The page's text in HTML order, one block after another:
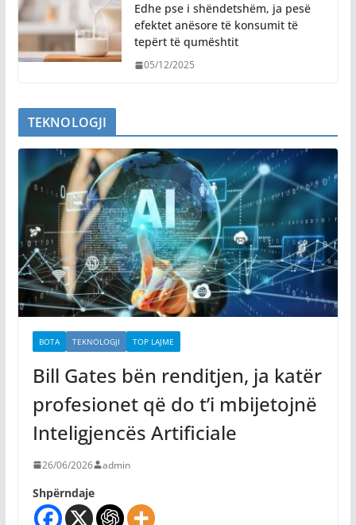
Edhe pse i shëndetshëm, ja pesë
efektet anësore të konsumit të
tepërt të qumështit
05/12/2025
TEKNOLOGJI
BOTA TEKNOLOGJI TOP LAJME
Bill Gates bën renditjen, ja katër
profesionet që do t’i mbijetojnë
Inteligjencës Artificiale
26/06/2026 admin
Shpërndaje